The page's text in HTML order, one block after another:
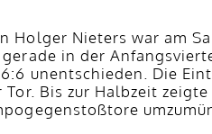
Holger Nieters war am
in der
unentschieden. Die
Bis zur Halbzeit